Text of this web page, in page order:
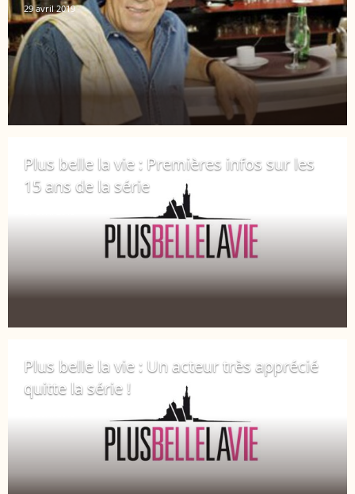
29 avril 2019
Plus belle la vie : Premières infos sur les
15 ans de la série
Plus belle la vie : Un acteur très apprécié
quitte la série !